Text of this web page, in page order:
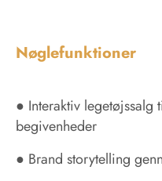
Nøglefunktioner
● Interaktiv legetøjssalg
begivenheder
● Brand storytelling